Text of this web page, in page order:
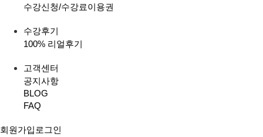
수강신청/수강료이용권
수강후기
100% 리얼후기
고객센터
공지사항
BLOG
FAQ
회원가입 로그인